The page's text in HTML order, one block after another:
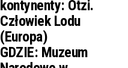
kontynenty: Ötzi.
Człowiek Lodu
(Europa)
GDZIE: Muzeum